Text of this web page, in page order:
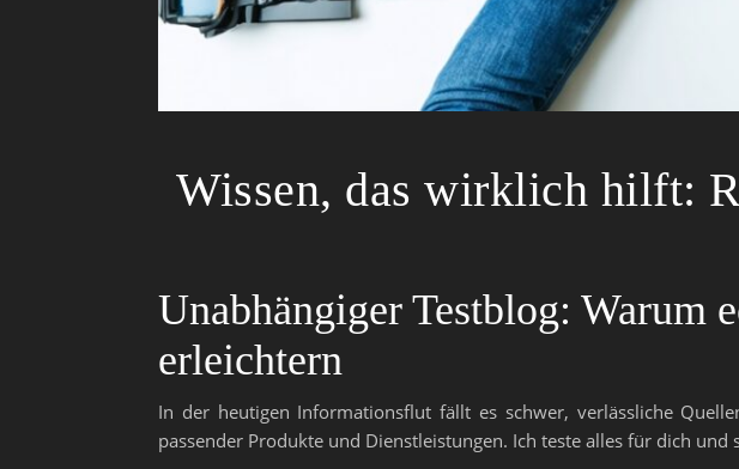
Wissen, das wirklich hilft:
Unabhängiger Testblog: Warum
erleichtern
In der heutigen Informationsflut fällt es schwer, verlässliche
passender Produkte und Dienstleistungen. Ich teste alles für dich